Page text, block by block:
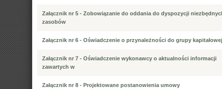
Załącznik nr 5 - Zobowiązanie do oddania do dyspozycji
zasobów
Załącznik nr 6 - Oświadczenie o przynależności do grupy kapitałowej
Załącznik nr 7 - Oświadczenie wykonawcy o aktualności informacji
zawartych w
Załącznik nr 8 - Projektowane postanowienia umowy